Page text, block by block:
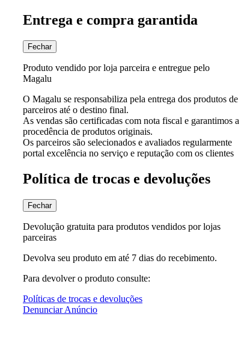
Entrega e compra garantida
Fechar
Produto vendido por loja parceira e entregue pelo
Magalu
O Magalu se responsabiliza pela entrega dos produtos de
parceiros até o destino final.
As vendas são certificadas com nota fiscal e garantimos a
procedência de produtos originais.
Os parceiros são selecionados e avaliados regularmente
portal excelência no serviço e reputação com os clientes
Política de trocas e devoluções
Fechar
Devolução gratuita para produtos vendidos por lojas
parceiras
Devolva seu produto em até 7 dias do recebimento.
Para devolver o produto consulte:
Políticas de trocas e devoluções
Denunciar Anúncio